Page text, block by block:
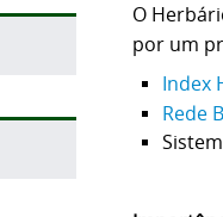
O
por um
Index
Rede